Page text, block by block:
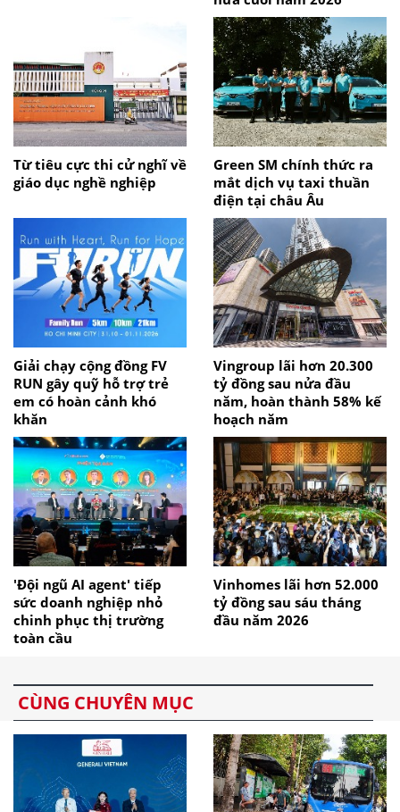
Từ tiêu cực thi cử nghĩ về
giáo dục nghề nghiệp
Green SM chính thức ra
mắt dịch vụ taxi thuần
điện tại châu Âu
Giải chạy cộng đồng FV
RUN gây quỹ hỗ trợ trẻ
em có hoàn cảnh khó
khăn
Vingroup lãi hơn 20.300
tỷ đồng sau nửa đầu
năm, hoàn thành 58% kế
hoạch năm
'Đội ngũ AI agent' tiếp
sức doanh nghiệp nhỏ
chinh phục thị trường
toàn cầu
Vinhomes lãi hơn 52.000
tỷ đồng sau sáu tháng
đầu năm 2026
CÙNG CHUYÊN MỤC